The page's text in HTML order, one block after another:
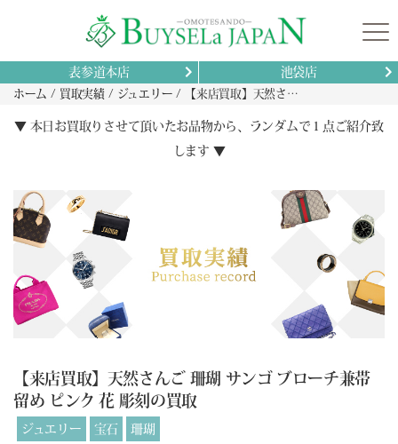
表参道本店 池袋店
ホーム 買取実績 ジュエリー 【来店買取】天然さんご 珊瑚 サンゴ ブローチ兼帯留め ピンク 花 彫刻の買取
▼ 本日お買取りさせて頂いたお品物から、ランダムで１点ご紹介致
します ▼
【来店買取】天然さんご 珊瑚 サンゴ ブローチ兼帯
留め ピンク 花 彫刻の買取
ジュエリー 宝石 珊瑚